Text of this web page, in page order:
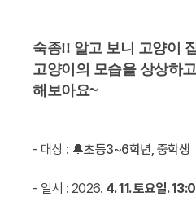
숙종!! 알고 보니 고양이
고양이의 모습을 상상하
해보아요~
- 대상 : 🔔초등3~6학년, 중학생
- 일시 : 2026. 4. 11. 토요일.